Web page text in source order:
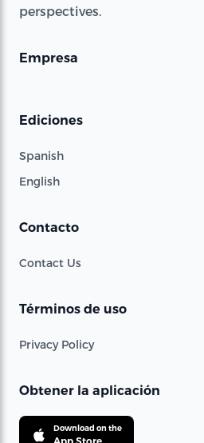
perspectives.
Empresa
Ediciones
Spanish
English
Contacto
Contact Us
Términos de uso
Privacy Policy
Obtener la aplicación
Download on the